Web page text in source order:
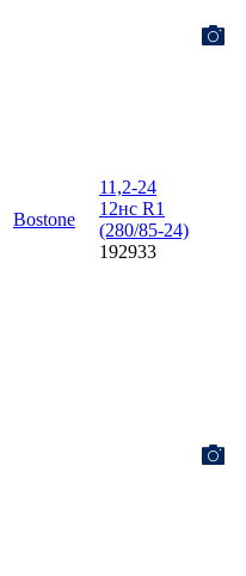
Bostone
11,2-24
12нс R1
(280/85-24)
192933